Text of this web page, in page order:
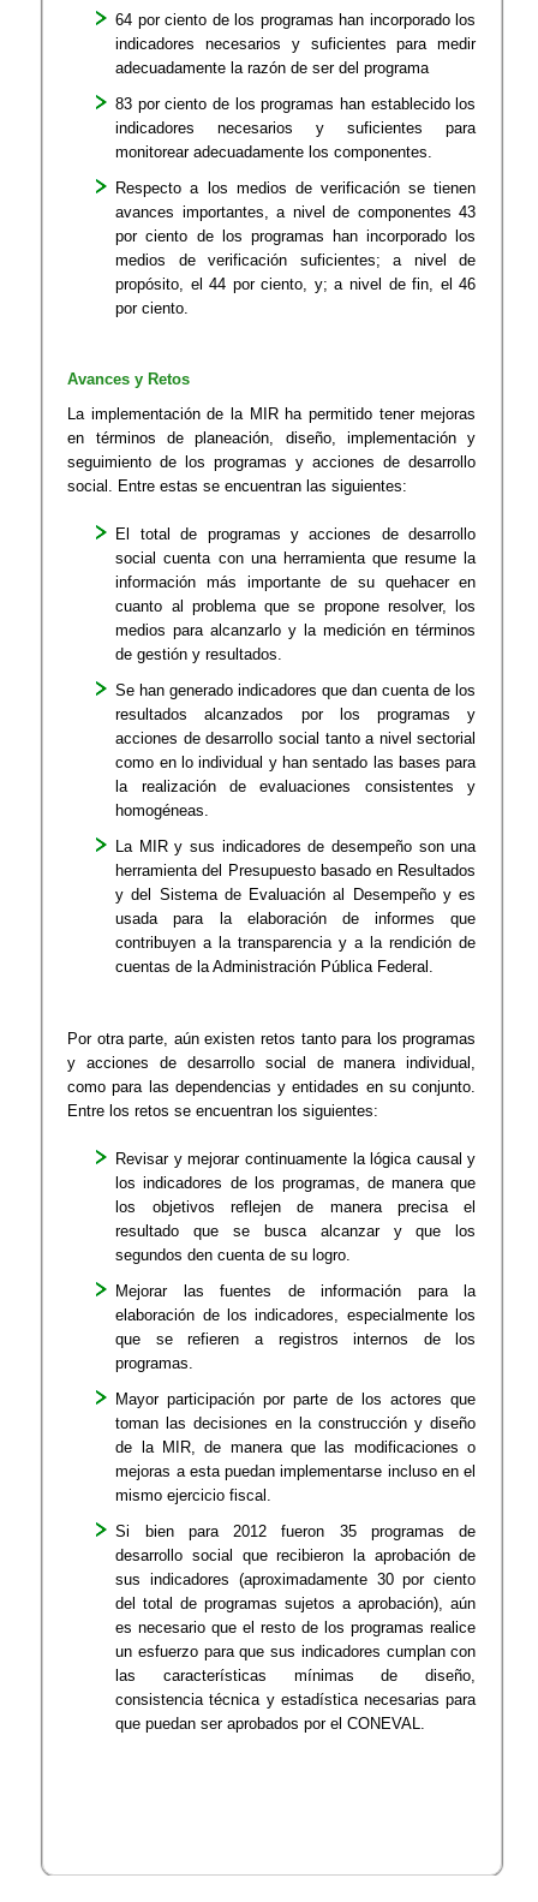
64 por ciento de los programas han incorporado los
indicadores necesarios y suficientes para medir
adecuadamente la razón de ser del programa
83 por ciento de los programas han establecido los
indicadores necesarios y suficientes para
monitorear adecuadamente los componentes.
Respecto a los medios de verificación se tienen
avances importantes, a nivel de componentes 43
por ciento de los programas han incorporado los
medios de verificación suficientes; a nivel de
propósito, el 44 por ciento, y; a nivel de fin, el 46
por ciento.
Avances y Retos
La implementación de la MIR ha permitido tener mejoras
en términos de planeación, diseño, implementación y
seguimiento de los programas y acciones de desarrollo
social. Entre estas se encuentran las siguientes:
El total de programas y acciones de desarrollo
social cuenta con una herramienta que resume la
información más importante de su quehacer en
cuanto al problema que se propone resolver, los
medios para alcanzarlo y la medición en términos
de gestión y resultados.
Se han generado indicadores que dan cuenta de los
resultados alcanzados por los programas y
acciones de desarrollo social tanto a nivel sectorial
como en lo individual y han sentado las bases para
la realización de evaluaciones consistentes y
homogéneas.
La MIR y sus indicadores de desempeño son una
herramienta del Presupuesto basado en Resultados
y del Sistema de Evaluación al Desempeño y es
usada para la elaboración de informes que
contribuyen a la transparencia y a la rendición de
cuentas de la Administración Pública Federal.
Por otra parte, aún existen retos tanto para los programas
y acciones de desarrollo social de manera individual,
como para las dependencias y entidades en su conjunto.
Entre los retos se encuentran los siguientes:
Revisar y mejorar continuamente la lógica causal y
los indicadores de los programas, de manera que
los objetivos reflejen de manera precisa el
resultado que se busca alcanzar y que los
segundos den cuenta de su logro.
Mejorar las fuentes de información para la
elaboración de los indicadores, especialmente los
que se refieren a registros internos de los
programas.
Mayor participación por parte de los actores que
toman las decisiones en la construcción y diseño
de la MIR, de manera que las modificaciones o
mejoras a esta puedan implementarse incluso en el
mismo ejercicio fiscal.
Si bien para 2012 fueron 35 programas de
desarrollo social que recibieron la aprobación de
sus indicadores (aproximadamente 30 por ciento
del total de programas sujetos a aprobación), aún
es necesario que el resto de los programas realice
un esfuerzo para que sus indicadores cumplan con
las características mínimas de diseño,
consistencia técnica y estadística necesarias para
que puedan ser aprobados por el CONEVAL.